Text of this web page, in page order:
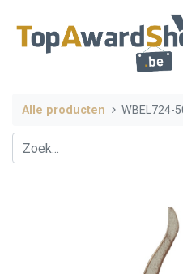
Alle producten WBEL724-